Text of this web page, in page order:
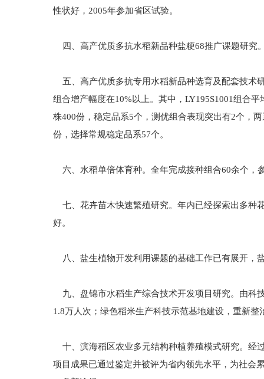
性状好，2005年参加省区试验。
四、高产优质多抗水稻新品种盐粳68推广课题研究
五、高产优质多抗专用水稻新品种选育及配套技术
组合增产幅度在10%以上。其中，LY195S1001组合
株400份，稳定品系5个，测优组合表现突出有2个，
份，选择常规稳定品系57个。
六、水稻单倍体育种。全年完成接种组合60余个，
七、花卉苗木快速繁殖研究。年内已经探索出多种
好。
八、盐生植物开发利用课题的基础工作已有展开，
九、盘锦市水稻生产综合技术开发项目研究。由科
1.8万人次；绿色稻米生产科技示范基地建设，重新整
十、滨海稻区农业多元结构种植养殖模式研究。经
项目成果已通过鉴定并被评为省内领先水平，为社会